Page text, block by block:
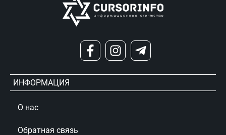
ИНФОРМАЦИЯ
О нас
Обратная связь